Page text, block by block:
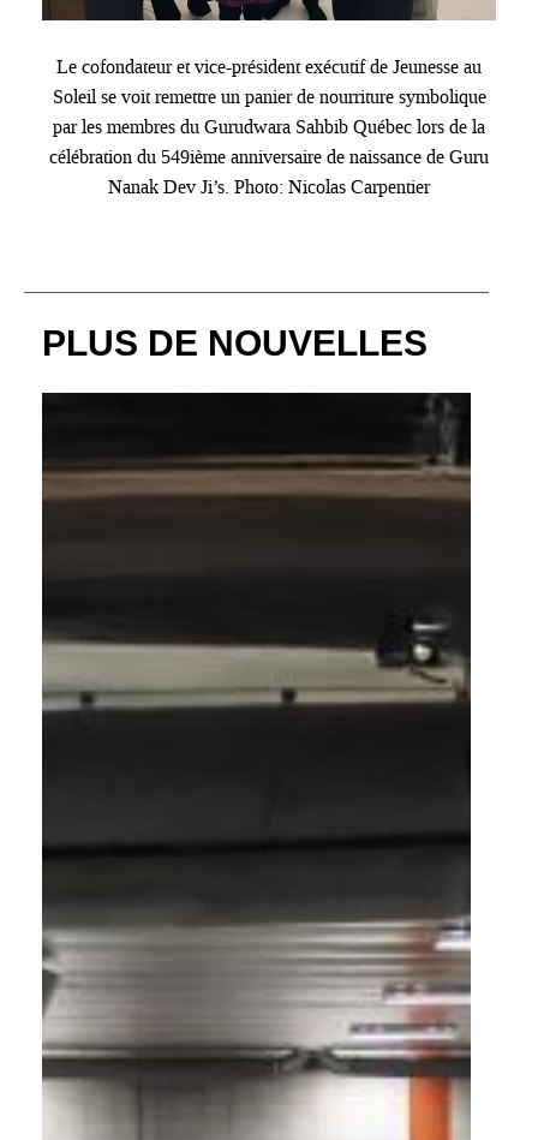
Le cofondateur et vice-président exécutif de Jeunesse au
Soleil se voit remettre un panier de nourriture symbolique
par les membres du Gurudwara Sahbib Québec lors de la
célébration du 549ième anniversaire de naissance de Guru
Nanak Dev Ji’s. Photo: Nicolas Carpentier
PLUS DE NOUVELLES